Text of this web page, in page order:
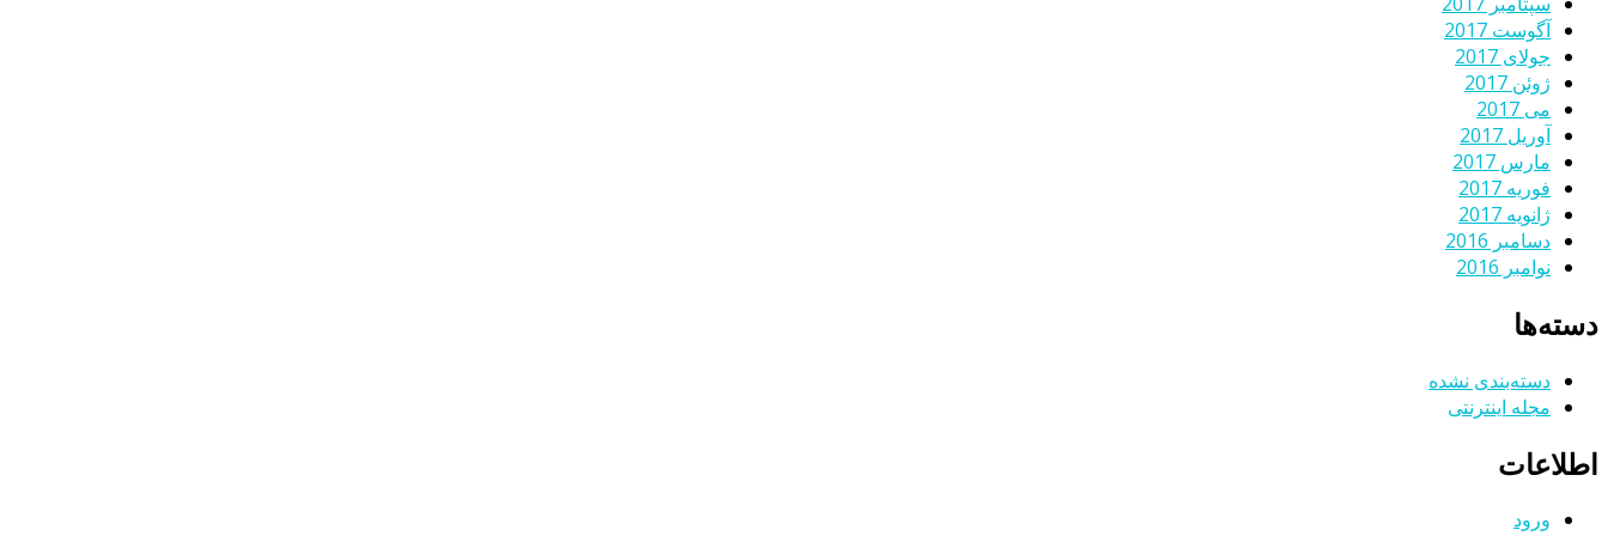
آگوست 2017
جولای 2017
ژوئن 2017
می 2017
آوریل 2017
مارس 2017
فوریه 2017
ژانویه 2017
دسامبر 2016
نوامبر 2016
دسته‌ها
دسته‌بندی نشده
مجله اینترنتی
اطلاعات
ورود